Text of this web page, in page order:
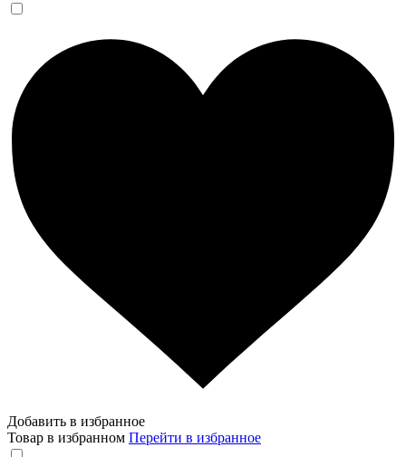
Добавить в избранное
Товар в избранном Перейти в избранное